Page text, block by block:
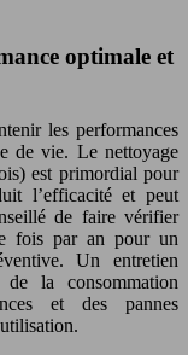
optimale et
les performances
de vie. Le nettoyage
est primordial pour
l’efficacité et peut
de faire vérifier
fois par an pour un
Un entretien
la consommation
et des pannes